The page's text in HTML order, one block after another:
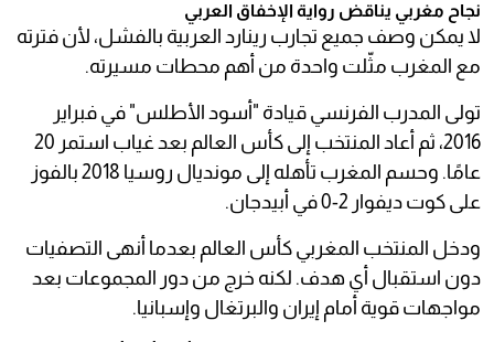
نجاح مغربي يناقض رواية الإخفاق العربي
لا يمكن وصف جميع تجارب رينارد العربية بالفشل، لأن فترته
مع المغرب مثّلت واحدة من أهم محطات مسيرته.
تولى المدرب الفرنسي قيادة "أسود الأطلس" في فبراير
2016، ثم أعاد المنتخب إلى كأس العالم بعد غياب استمر 20
عامًا. وحسم المغرب تأهله إلى مونديال روسيا 2018 بالفوز
على كوت ديفوار 2-0 في أبيدجان.
ودخل المنتخب المغربي كأس العالم بعدما أنهى التصفيات
دون استقبال أي هدف. لكنه خرج من دور المجموعات بعد
مواجهات قوية أمام إيران والبرتغال وإسبانيا.